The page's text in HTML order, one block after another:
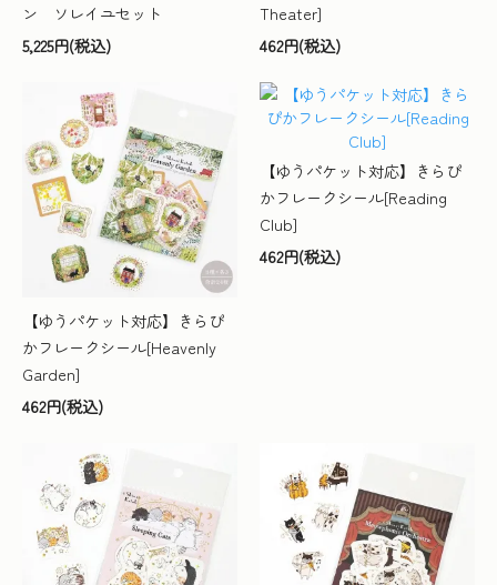
ン ソレイユセット
5,225円(税込)
Theater]
462円(税込)
【ゆうパケット対応】きらぴ
かフレークシール[Heavenly
Garden]
462円(税込)
【ゆうパケット対応】きらぴ
かフレークシール[Reading
Club]
462円(税込)